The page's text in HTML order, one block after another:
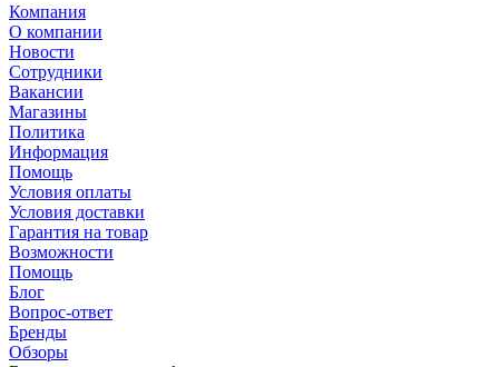
Компания
О компании
Новости
Сотрудники
Вакансии
Магазины
Политика
Информация
Помощь
Условия оплаты
Условия доставки
Гарантия на товар
Возможности
Помощь
Блог
Вопрос-ответ
Бренды
Обзоры